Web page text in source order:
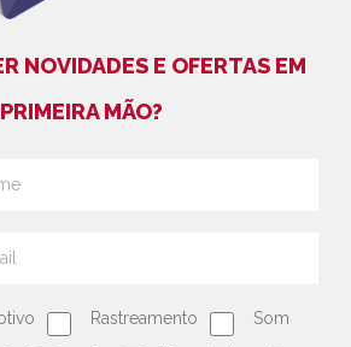
NOVIDADES E OFERTAS EM
PRIMEIRA MÃO?
Rastreamento Som